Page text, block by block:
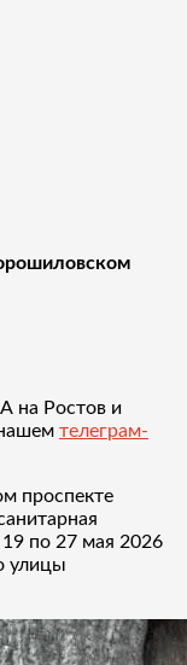
на Ростов и
телеграм-
проспекте
по 27 мая 2026
улицы